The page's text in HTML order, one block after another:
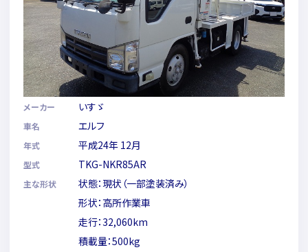
メーカー いすゞ
車名 エルフ
年式 平成24年 12月
型式 TKG-NKR85AR
主な形状
状態：現状（一部塗装済み）
形状：高所作業車
走行：32,060km
積載量：500kg